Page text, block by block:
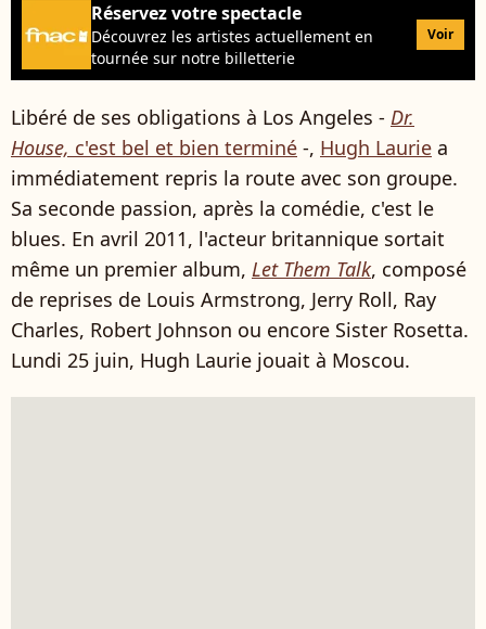
Réservez votre spectacle
Découvrez les artistes actuellement en
tournée sur notre billetterie
Voir
Libéré de ses obligations à Los Angeles - Dr.
House, c'est bel et bien terminé -, Hugh Laurie a
immédiatement repris la route avec son groupe.
Sa seconde passion, après la comédie, c'est le
blues. En avril 2011, l'acteur britannique sortait
même un premier album, Let Them Talk, composé
de reprises de Louis Armstrong, Jerry Roll, Ray
Charles, Robert Johnson ou encore Sister Rosetta.
Lundi 25 juin, Hugh Laurie jouait à Moscou.